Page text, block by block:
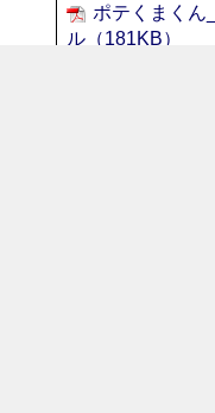
ポテくまくん
ル（181KB）